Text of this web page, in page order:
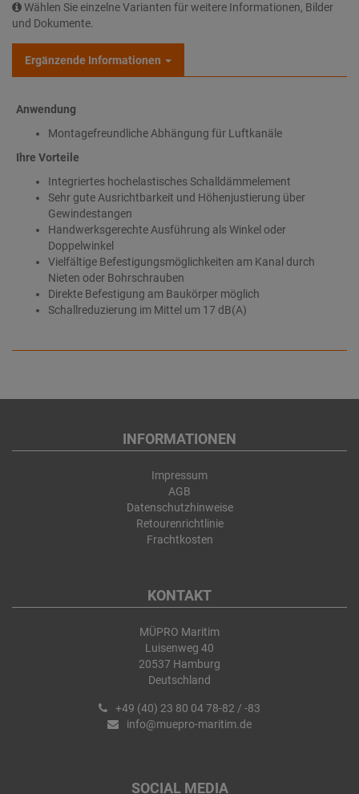
Wählen Sie einzelne Varianten für weitere Informationen, Bilder
und Dokumente.
Ergänzende Informationen
Anwendung
Montagefreundliche Abhängung für Luftkanäle
Ihre Vorteile
Integriertes hochelastisches Schalldämmelement
Sehr gute Ausrichtbarkeit und Höhenjustierung über
Gewindestangen
Handwerksgerechte Ausführung als Winkel oder
Doppelwinkel
Vielfältige Befestigungsmöglichkeiten am Kanal durch
Nieten oder Bohrschrauben
Direkte Befestigung am Baukörper möglich
Schallreduzierung im Mittel um 17 dB(A)
INFORMATIONEN
Impressum
AGB
Datenschutzhinweise
Retourenrichtlinie
Frachtkosten
KONTAKT
MÜPRO Maritim
Luisenweg 40
20537 Hamburg
Deutschland
+49 (40) 23 80 04 78-82 / -83
info@muepro-maritim.de
SOCIAL MEDIA